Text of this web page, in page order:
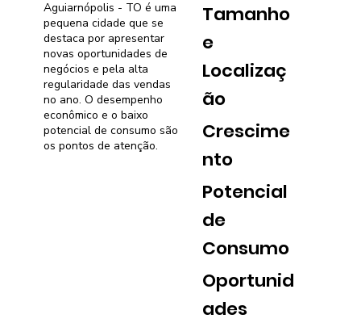
Aguiarnópolis - TO é uma
pequena cidade que se
destaca por apresentar
novas oportunidades de
negócios e pela alta
regularidade das vendas
no ano. O desempenho
econômico e o baixo
potencial de consumo são
os pontos de atenção.
Tamanho
e
Localizaç
ão
Crescime
nto
Potencial
de
Consumo
Oportunid
ades